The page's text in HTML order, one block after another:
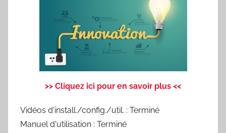
>> Cliquez ici pour en savoir plus <<
Vidéos d'install./config./util. : Terminé
Manuel d'utilisation : Terminé